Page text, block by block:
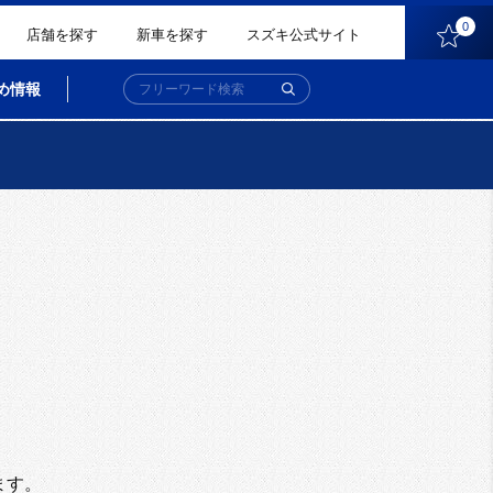
店舗を探す 新車を探す スズキ公式サイト 0
情報
す。